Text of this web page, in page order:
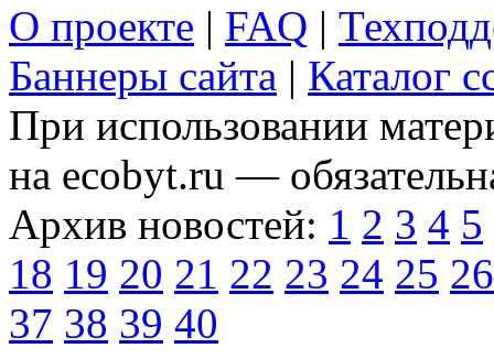
О проекте | FAQ |
Баннеры сайта | Каталог
При использовании
на ecobyt.ru —
Архив новостей: 1 2 3 4 5
18 19 20 21 22 23 24 25 26
37 38 39 40